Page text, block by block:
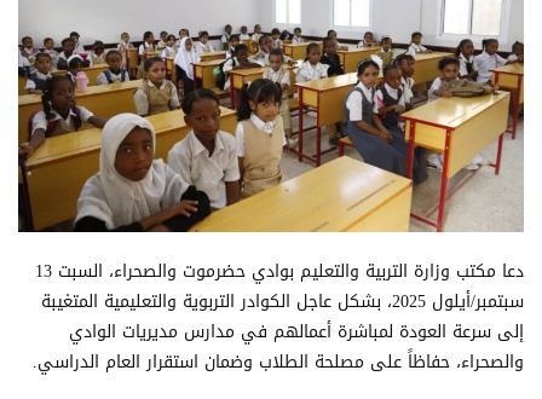
دعا مكتب وزارة التربية والتعليم بوادي حضرموت والصحراء، السبت 13
سبتمبر/أيلول 2025، بشكل عاجل الكوادر التربوية والتعليمية المتغيبة
إلى سرعة العودة لمباشرة أعمالهم في مدارس مديريات الوادي
والصحراء، حفاظاً على مصلحة الطلاب وضمان استقرار العام الدراسي.